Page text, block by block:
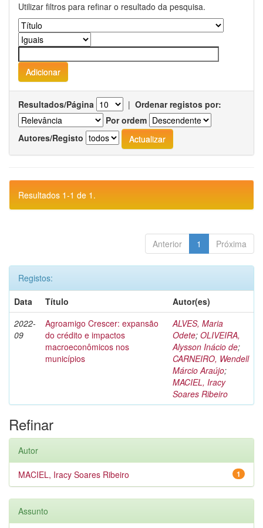
Utilizar filtros para refinar o resultado da pesquisa.
Resultados/Página | Ordenar registos por:
Por ordem
Autores/Registo
Resultados 1-1 de 1.
Anterior 1 Próxima
Registos:
Data
Título
Autor(es)
2022-
09
Agroamigo Crescer: expansão
do crédito e impactos
macroeconômicos nos
municípios
ALVES, Maria
Odete; OLIVEIRA,
Alysson Inácio de;
CARNEIRO, Wendell
Márcio Araújo;
MACIEL, Iracy
Soares Ribeiro
Refinar
Autor
1
MACIEL, Iracy Soares Ribeiro
Assunto